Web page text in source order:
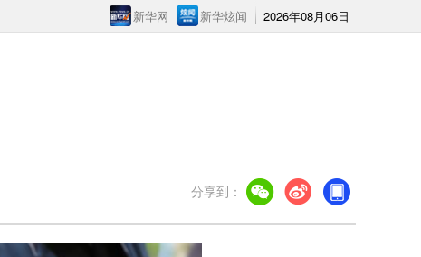
2026年08月06日
新华炫闻
新华网
分享到：